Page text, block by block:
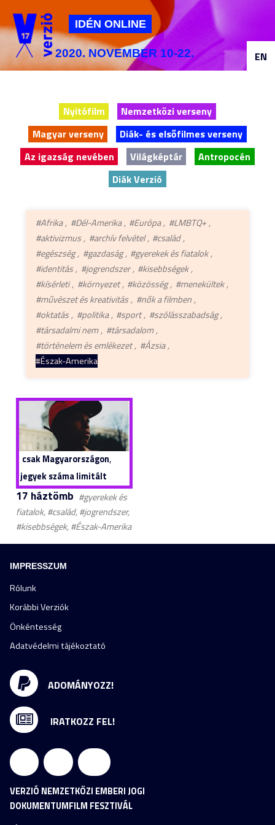
Jump to navigation
IDÉN ONLINE
2020. NOVEMBER 10-22.
Nyitófilm
Nemzetközi verseny
Magyar verseny
Diák- és elsőfilmes verseny
Az igazság nevében
Világképtár
Antropocén
Diák Verzió
#Afrika #Dél-Amerika #Európa
#LMBTQ+
#aktivizmus
#archív felvétel
#család
#egészség
#gazdaság
#gyerekek és fiatalok
#identitás
#jogrendszer
#kisebbségek
#kísérleti
#környezet #közösség
#menekültek
#művészet és kreativitás
#nők a filmben
#oktatás
#politika #sport
#szólásszabadság
#társadalmi nem
#társadalom
#történelem és emlékezet
#Ázsia
#Észak-Amerika
csak Magyarországon,
jegyek száma limitált
17 háztömb #gyerekek és
fiatalok, #család, #jogrendszer,
#kisebbségek, #Észak-Amerika
EN
VERZIÓ NEMZETKÖZI EMBERI JOGI
DOKUMENTUMFILM FESZTIVÁL
ADOMÁNYOZZ!
IRATKOZZ FEL!
IMPRESSZUM
Rólunk
Korábbi Verziók
Önkéntesség
Adatvédelmi tájékoztató